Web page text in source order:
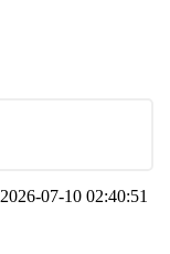
2026-07-10 02:40:51